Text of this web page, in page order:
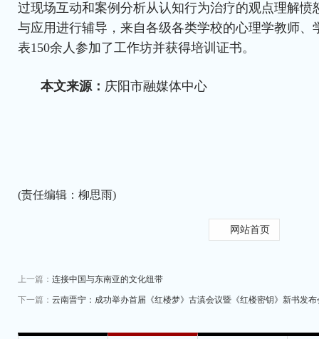
过现场互动和案例分析从认知行为治疗的观点理解愤
与应用进行辅导，来自各级各类学校的心理学教师、
表150余人参加了工作坊并获得培训证书。
本文来源： 庆阳市融媒体中心
(责任编辑：柳思雨)
网站首页
上一篇： 连接中国与东南亚的文化纽带
下一篇： 云南晋宁：成功举办首届《红楼梦》古滇会议暨《红楼密钥》新书发布
收